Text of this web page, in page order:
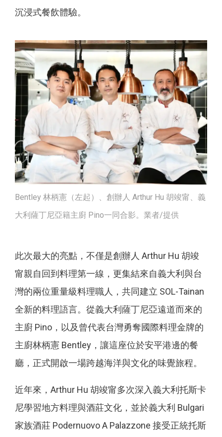
沉浸式餐飲體驗。
Bentley 林柄憲（左起）、創辦人 Arthur Hu 胡竣甯、義
大利薩丁尼亞籍主廚 Pino一同合影。業者/提供
此次最大的亮點，不僅是創辦人 Arthur Hu 胡竣
甯親自回到料理第一線，更集結來自義大利與台
灣的兩位重量級料理職人，共同建立 SOL-Tainan
全新的料理語言。從義大利薩丁尼亞遠道而來的
主廚 Pino，以及曾代表台灣勇奪國際料理金牌的
主廚林柄憲 Bentley，讓這座位於安平港邊的餐
廳，正式開啟一場跨越海洋與文化的味覺旅程。
近年來，Arthur Hu 胡竣甯多次深入義大利托斯卡
尼學習地方料理與酒莊文化，並於義大利 Bulgari
家族酒莊 Podernuovo A Palazzone 接受正統托斯